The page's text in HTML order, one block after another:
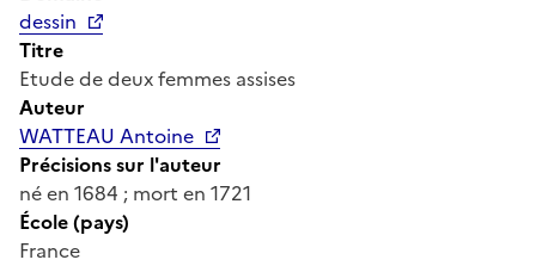
dessin
Titre
Etude de deux femmes assises
Auteur
WATTEAU Antoine
Précisions sur l'auteur
né en 1684 ; mort en 1721
École (pays)
France